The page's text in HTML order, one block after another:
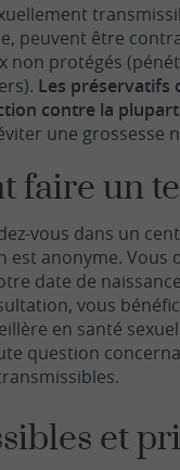
peuvent être
non protégés
Les préservatifs
contre la
une grossesse
faire un
vous dans un
est anonyme. Vous
date de
vous
en santé
question
et